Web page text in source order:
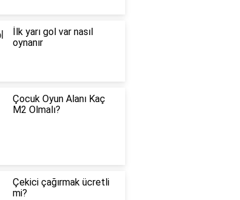
İlk yarı gol var nasıl
oynanır
Çocuk Oyun Alanı Kaç
M2 Olmalı?
Çekici çağırmak ücretli
mi?